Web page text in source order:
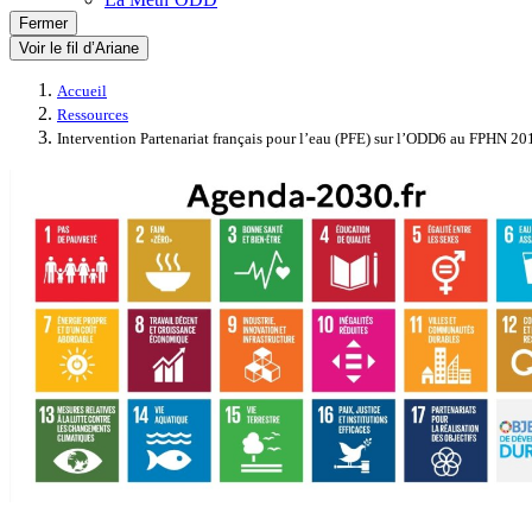
Fermer
Voir le fil d’Ariane
Accueil
Ressources
Intervention Partenariat français pour l’eau (PFE) sur l’ODD6 au FPHN